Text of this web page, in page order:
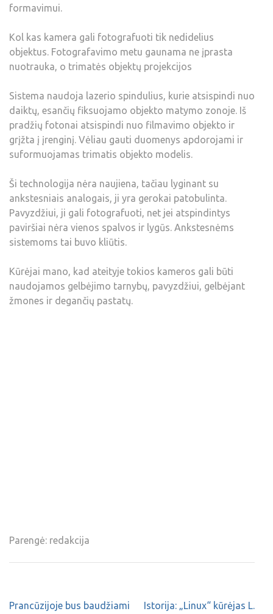
formavimui.
Kol kas kamera gali fotografuoti tik nedidelius
objektus. Fotografavimo metu gaunama ne įprasta
nuotrauka, o trimatės objektų projekcijos
Sistema naudoja lazerio spindulius, kurie atsispindi nuo
daiktų, esančių fiksuojamo objekto matymo zonoje. Iš
pradžių fotonai atsispindi nuo filmavimo objekto ir
grįžta į įrenginį. Vėliau gauti duomenys apdorojami ir
suformuojamas trimatis objekto modelis.
Ši technologija nėra naujiena, tačiau lyginant su
ankstesniais analogais, ji yra gerokai patobulinta.
Pavyzdžiui, ji gali fotografuoti, net jei atspindintys
paviršiai nėra vienos spalvos ir lygūs. Ankstesnėms
sistemoms tai buvo kliūtis.
Kūrėjai mano, kad ateityje tokios kameros gali būti
naudojamos gelbėjimo tarnybų, pavyzdžiui, gelbėjant
žmones ir degančių pastatų.
Parengė: redakcija
Prancūzijoje bus baudžiami
Istorija: „Linux“ kūrėjas L.